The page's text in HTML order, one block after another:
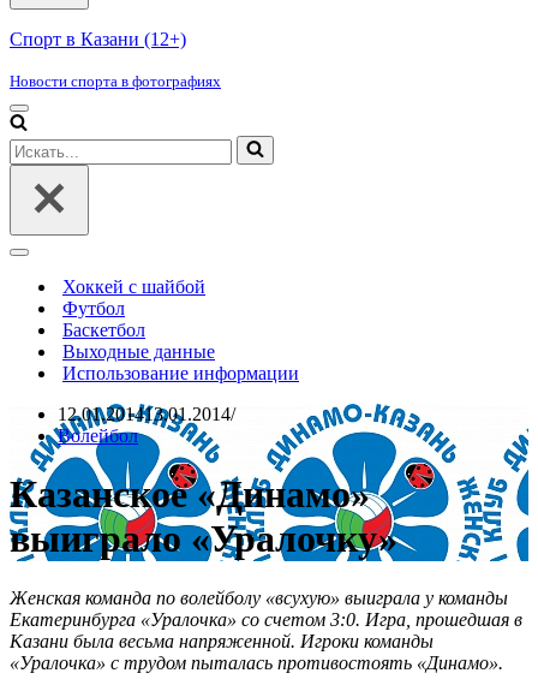
Спорт в Казани (12+)
Новости спорта в фотографиях
Меню
навигации
Искать...
Меню
навигацииХоккей с шайбой
Футбол
Баскетбол
Выходные данные
Использование информации
12.01.201413.01.2014
Волейбол
Казанское «Динамо»
выиграло «Уралочку»
Женская команда по волейболу «всухую» выиграла у команды
Екатеринбурга «Уралочка» со счетом 3:0. Игра, прошедшая в
Казани была весьма напряженной. Игроки команды
«Уралочка» с трудом пыталась противостоять «Динамо».